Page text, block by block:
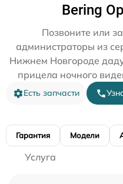
Bering
Позвоните или
администраторы из
Нижнем Новгороде
прицела ночного
Есть запчасти
Гарантия Модели
Услуга